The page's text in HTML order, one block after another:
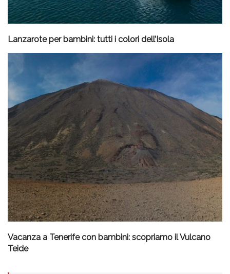
Lanzarote per bambini: tutti i colori dell’Isola
Vacanza a Tenerife con bambini: scopriamo il Vulcano
Teide